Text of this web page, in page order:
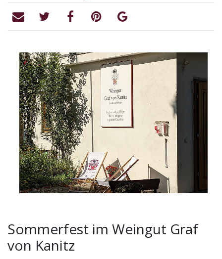
Sommerfest im Weingut Graf
von Kanitz